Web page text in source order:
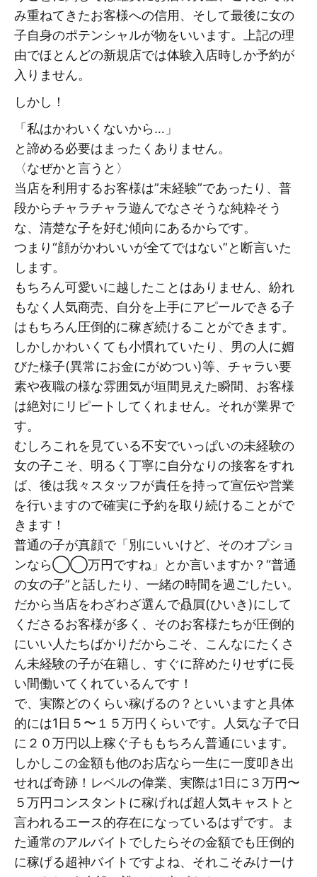
み重ねてきたお客様への信用、そして最後に女の
子自身のポテンシャルが物をいいます。上記の理
由でほとんどの新規店では体験入店時しか予約が
入りません。
しかし！
「私はかわいくないから…」
と諦める必要はまったくありません。
〈なぜかと言うと〉
当店を利用するお客様は”未経験”であったり、普
段からチャラチャラ遊んでなさそうな純粋そう
な、清楚な子を好む傾向にあるからです。
つまり“顔がかわいいが全てではない”と断言いた
します。
もちろん可愛いに越したことはありません、紛れ
もなく人気商売、自分を上手にアピールできる子
はもちろん圧倒的に稼ぎ続けることができます。
しかしかわいくても小慣れていたり、男の人に媚
びた様子(異常にお金にがめつい)等、チャラい要
素や夜職の様な雰囲気が垣間見えた瞬間、お客様
は絶対にリピートしてくれません。それが業界で
す。
むしろこれを見ている不安でいっぱいの未経験の
女の子こそ、明るく丁寧に自分なりの接客をすれ
ば、後は我々スタッフが責任を持って宣伝や営業
を行いますので確実に予約を取り続けることがで
きます！
普通の子が真顔で「別にいいけど、そのオプショ
ンなら◯◯万円ですね」とか言いますか？“普通
の女の子”と話したり、一緒の時間を過ごしたい。
だから当店をわざわざ選んで贔屓(ひいき)にして
くださるお客様が多く、そのお客様たちが圧倒的
にいい人たちばかりだからこそ、こんなにたくさ
ん未経験の子が在籍し、すぐに辞めたりせずに長
い間働いてくれているんです！
で、実際どのくらい稼げるの？といいますと具体
的には1日５〜１５万円くらいです。人気な子で日
に２０万円以上稼ぐ子ももちろん普通にいます。
しかしこの金額も他のお店なら一生に一度叩き出
せれば奇跡！レベルの偉業、実際は1日に３万円〜
５万円コンスタントに稼げれば超人気キャストと
言われるエース的存在になっているはずです。ま
た通常のアルバイトでしたらその金額でも圧倒的
に稼げる超神バイトですよね、それこそみけーけ